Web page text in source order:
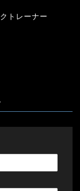
トレーナー